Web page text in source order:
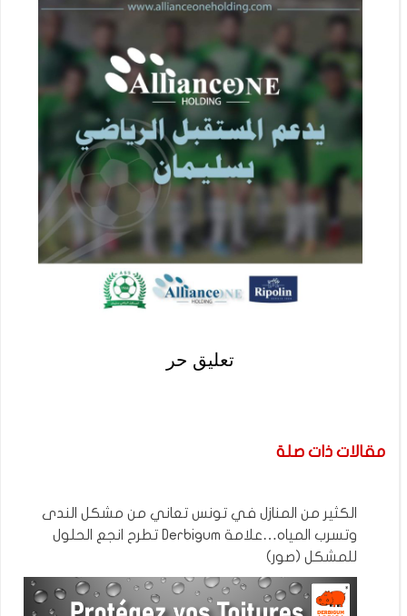
تعليق حر
مقالات ذات صلة
الكثير من المنازل في تونس تعاني من مشكل الندى
وتسرب المياه…علامة Derbigum تطرح انجع الحلول
للمشكل (صور)